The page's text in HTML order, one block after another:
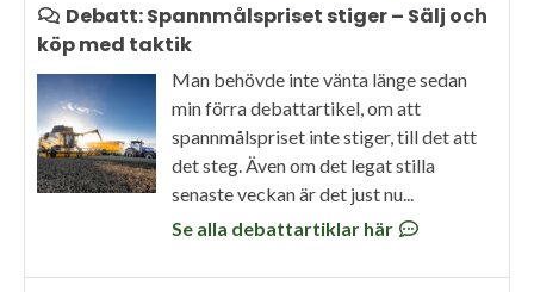
Debatt: Spannmålspriset stiger – Sälj och
köp med taktik
Man behövde inte vänta länge sedan
min förra debattartikel, om att
spannmålspriset inte stiger, till det att
det steg. Även om det legat stilla
senaste veckan är det just nu...
Se alla debattartiklar här